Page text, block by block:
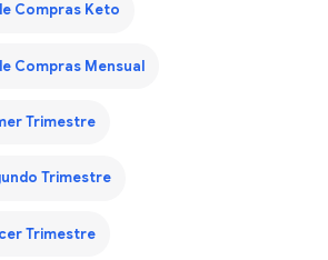
Compras Keto
Compras Mensual
Trimestre
Trimestre
Trimestre